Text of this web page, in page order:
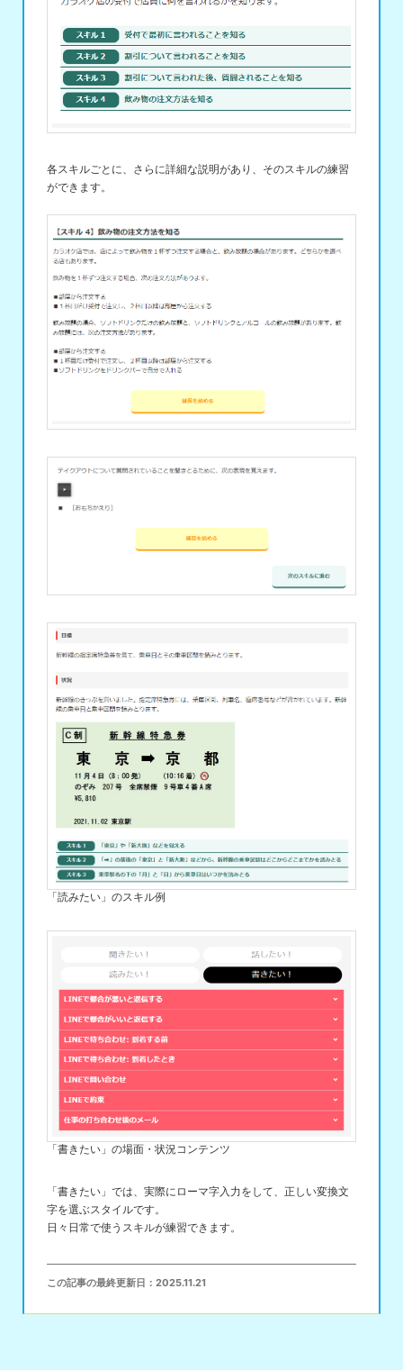
各スキルごとに、さらに詳細な説明があり、そのスキルの練習
ができます。
「読みたい」のスキル例
「書きたい」の場面・状況コンテンツ
「書きたい」では、実際にローマ字入力をして、正しい変換文
字を選ぶスタイルです。
日々日常で使うスキルが練習できます。
この記事の最終更新日： 2025.11.21